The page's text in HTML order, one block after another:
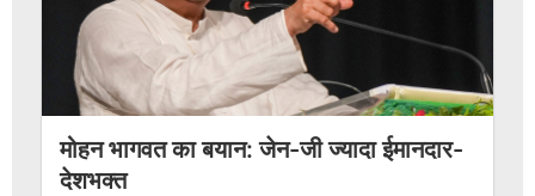
मोहन भागवत का बयान: जेन-जी ज्यादा ईमानदार-
देशभक्त